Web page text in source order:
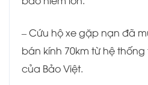
– Cứu hộ xe gặp nạn đã
bán kính 70km từ hệ
của Bảo Việt.